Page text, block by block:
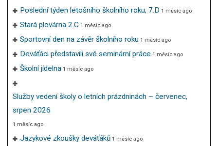
Poslední týden letošního školního roku, 7.D 1 měsíc ago
Stará plovárna 2.C 1 měsíc ago
Sportovní den na závěr školního roku 1 měsíc ago
Deváťáci představili své seminární práce 1 měsíc ago
Školní jídelna 1 měsíc ago
Služby vedení školy o letních prázdninách – červenec,
srpen 2026
1 měsíc ago
Jazykové zkoušky deváťáků 1 měsíc ago